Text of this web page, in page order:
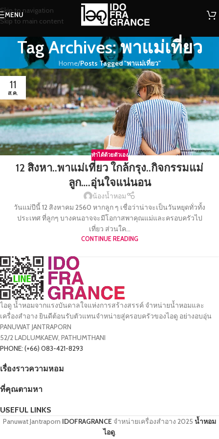
Skip to navigation
Skip to main content
MENU
Tag Archives: พาแม่เที่ยว
Home/Posts Tagged "พาแม่เที่ยว"
11
ส.ค.
ทำได้ด้วยตัวเอง
12 สิงหา..พาแม่เที่ยว ใกล้กรุง..กิจกรรมแม่
ลูก….อุ่นใจแน่นอน
น้องน้ำหอม
วันแม่ปีนี้ 12 สิงหาคม 2560 หากลูก ๆ เชื่อว่าน่าจะเป็นวันหยุดทั่วทั้ง
ประเทศ ที่ลูกๆ บางคนอาจจะมีโอกาสพาคุณแม่และครอบครัวไป
เที่ยว ส่วนใค...
CONTINUE READING
ไอดู น้ำหอมจากแรงบันดาลใจแห่งการสร้างสรรค์ จำหน่ายน้ำหอมและ
เครื่องสำอาง ยินดีต้อนรับตัวแทนจำหน่ายสู่ครอบครัวของไอดู อย่างอบอุ่น
PANUWAT JANTRAPORN
52/2 LADLUMKAEW, PATHUMTHANI
PHONE: (+66) 083-421-8293
เรื่องราวความหอม
ที่คุณตามหา
USEFUL LINKS
Panuwat Jantraporn IDOFRAGRANCE จำหน่ายเครื่องสำอาง 2025 น้ำหอม
ไอดู.